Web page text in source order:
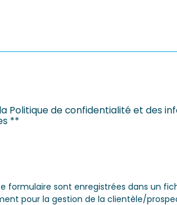
Politique de confidentialité et des
**
formulaire sont enregistrées dans un
pour la gestion de la clientèle/